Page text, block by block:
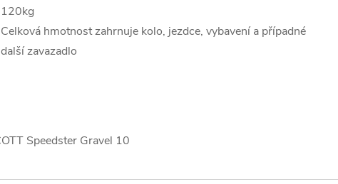
120kg
Celková hmotnost zahrnuje kolo, jezdce, vybavení a případné
další zavazadlo